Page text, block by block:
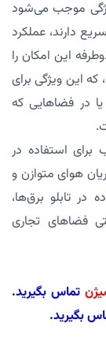
موجب می‌شود
دارند، عملکرد
این امکان را
این ویژگی برای
در فضاهایی که
برای استفاده در
هوای متوازن و
تابلو برق‌ها،
فضاهای تجاری
تماس بگیرید.